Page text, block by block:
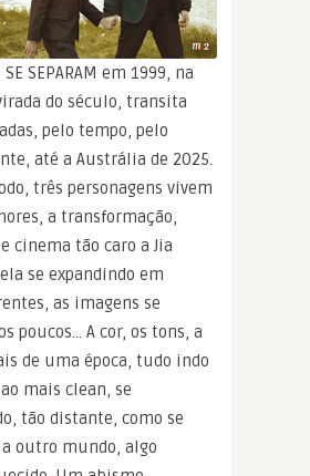
SE SEPARAM em 1999, na
do século, transita
pelo tempo, pelo
até a Austrália de 2025.
três personagens vivem
a transformação,
cinema tão caro a Jia
se expandindo em
as imagens se
poucos… A cor, os tons, a
de uma época, tudo indo
mais clean, se
tão distante, como se
outro mundo, algo